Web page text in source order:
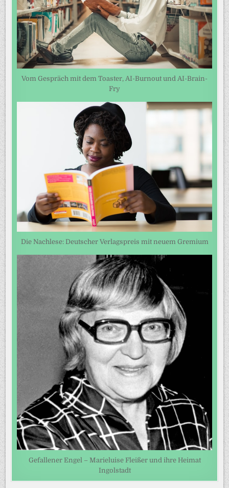
Vom Gespräch mit dem Toaster, AI-Burnout und AI-Brain-
Fry
Die Nachlese: Deutscher Verlagspreis mit neuem Gremium
Gefallener Engel – Marieluise Fleißer und ihre Heimat
Ingolstadt